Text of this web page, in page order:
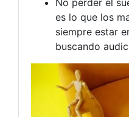
es lo que los
siempre estar
buscando